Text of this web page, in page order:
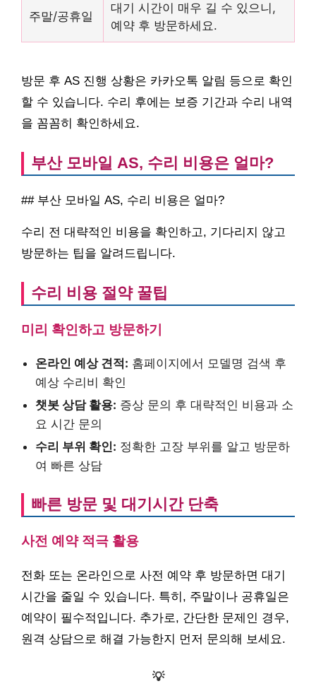
주말/공휴일
대기 시간이 매우 길 수 있으니,
예약 후 방문하세요.
방문 후 AS 진행 상황은 카카오톡 알림 등으로 확인
할 수 있습니다. 수리 후에는 보증 기간과 수리 내역
을 꼼꼼히 확인하세요.
부산 모바일 AS, 수리 비용은 얼마?
## 부산 모바일 AS, 수리 비용은 얼마?
수리 전 대략적인 비용을 확인하고, 기다리지 않고
방문하는 팁을 알려드립니다.
수리 비용 절약 꿀팁
미리 확인하고 방문하기
온라인 예상 견적: 홈페이지에서 모델명 검색 후
예상 수리비 확인
챗봇 상담 활용: 증상 문의 후 대략적인 비용과 소
요 시간 문의
수리 부위 확인: 정확한 고장 부위를 알고 방문하
여 빠른 상담
빠른 방문 및 대기시간 단축
사전 예약 적극 활용
전화 또는 온라인으로 사전 예약 후 방문하면 대기
시간을 줄일 수 있습니다. 특히, 주말이나 공휴일은
예약이 필수적입니다. 추가로, 간단한 문제인 경우,
원격 상담으로 해결 가능한지 먼저 문의해 보세요.
💡